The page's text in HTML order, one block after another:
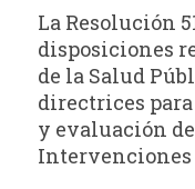
La Resolución
disposiciones
de la Salud
directrices
y evaluación
Intervenciones